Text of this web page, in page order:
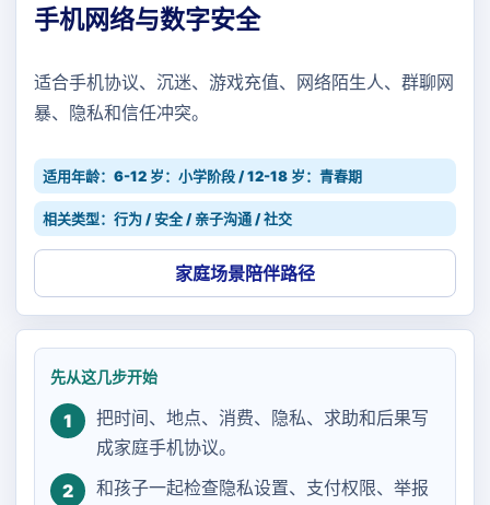
手机网络与数字安全
适合手机协议、沉迷、游戏充值、网络陌生人、群聊网
暴、隐私和信任冲突。
适用年龄：6-12 岁：小学阶段 / 12-18 岁：青春期
相关类型：行为 / 安全 / 亲子沟通 / 社交
家庭场景陪伴路径
先从这几步开始
1
把时间、地点、消费、隐私、求助和后果写
成家庭手机协议。
2
和孩子一起检查隐私设置、支付权限、举报